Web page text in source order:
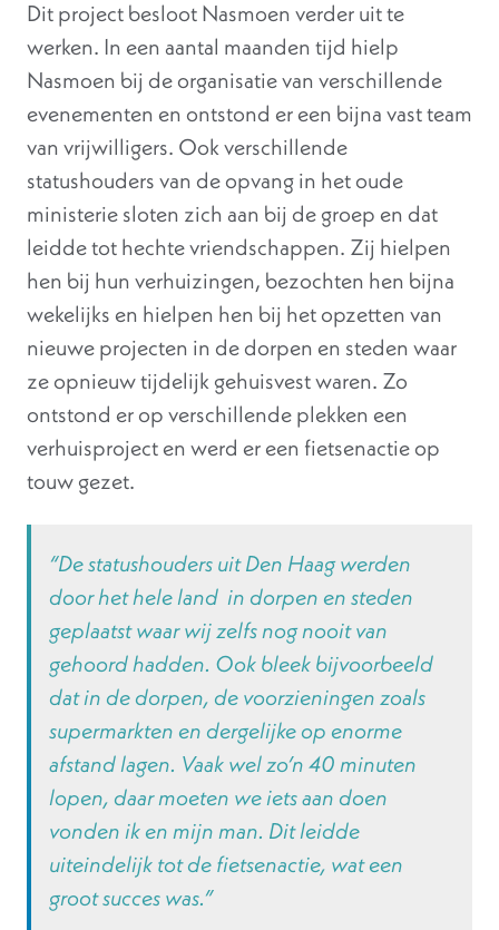
Dit project besloot Nasmoen verder uit te
werken. In een aantal maanden tijd hielp
Nasmoen bij de organisatie van verschillende
evenementen en ontstond er een bijna vast team
van vrijwilligers. Ook verschillende
statushouders van de opvang in het oude
ministerie sloten zich aan bij de groep en dat
leidde tot hechte vriendschappen. Zij hielpen
hen bij hun verhuizingen, bezochten hen bijna
wekelijks en hielpen hen bij het opzetten van
nieuwe projecten in de dorpen en steden waar
ze opnieuw tijdelijk gehuisvest waren. Zo
ontstond er op verschillende plekken een
verhuisproject en werd er een fietsenactie op
touw gezet.
“De statushouders uit Den Haag werden
door het hele land in dorpen en steden
geplaatst waar wij zelfs nog nooit van
gehoord hadden. Ook bleek bijvoorbeeld
dat in de dorpen, de voorzieningen zoals
supermarkten en dergelijke op enorme
afstand lagen. Vaak wel zo’n 40 minuten
lopen, daar moeten we iets aan doen
vonden ik en mijn man. Dit leidde
uiteindelijk tot de fietsenactie, wat een
groot succes was.”